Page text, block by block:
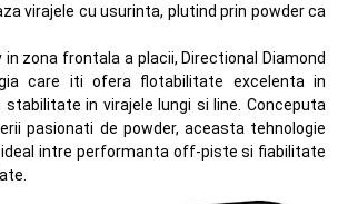
virajele cu usurinta, plutind prin powder ca
in zona frontala a placii, Directional Diamond
care iti ofera flotabilitate excelenta in
stabilitate in virajele lungi si line. Conceputa
pasionati de powder, aceasta tehnologie
intre performanta off-piste si fiabilitate